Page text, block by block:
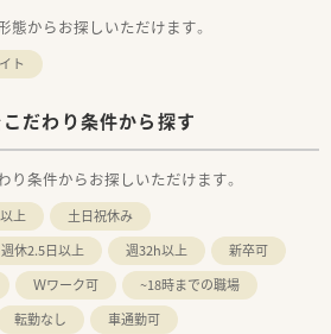
からお探しいただけます。
ト
だわり条件から探す
条件からお探しいただけます。
上
土日祝休み
週休2.5日以上 週32h以上
新卒可
Ｗワーク可
~18時までの職場
転勤なし
車通勤可